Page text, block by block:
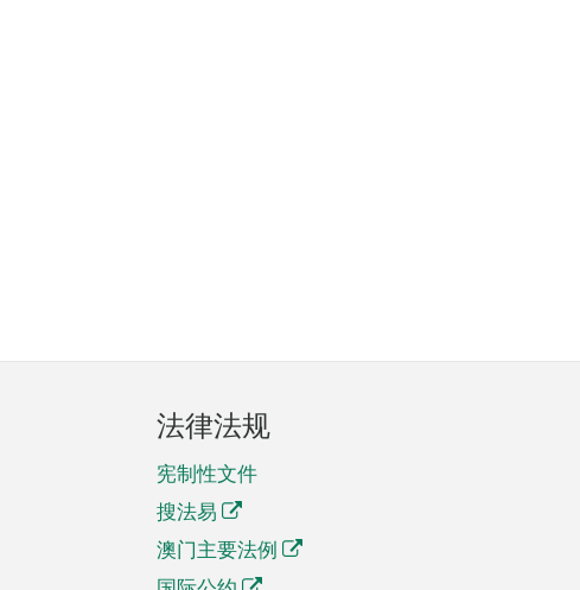
法律法规
宪制性文件
搜法易
澳门主要法例